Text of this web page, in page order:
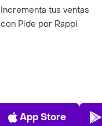
Incrementa tus ventas
con Pide por Rappi
App Store
App Store